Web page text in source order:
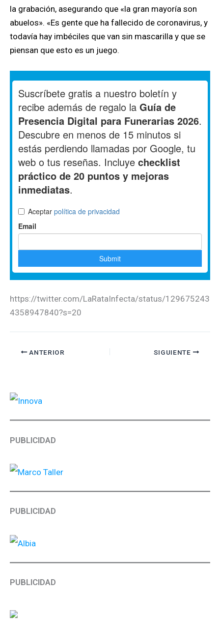
la grabación, asegurando que «la gran mayoría son
abuelos». «Es gente que ha fallecido de coronavirus, y
todavía hay imbéciles que van sin mascarilla y que se
piensan que esto es un juego.
https://twitter.com/LaRataInfecta/status/129675243
4358947840?s=20
ANTERIOR SIGUIENTE
PUBLICIDAD
PUBLICIDAD
PUBLICIDAD